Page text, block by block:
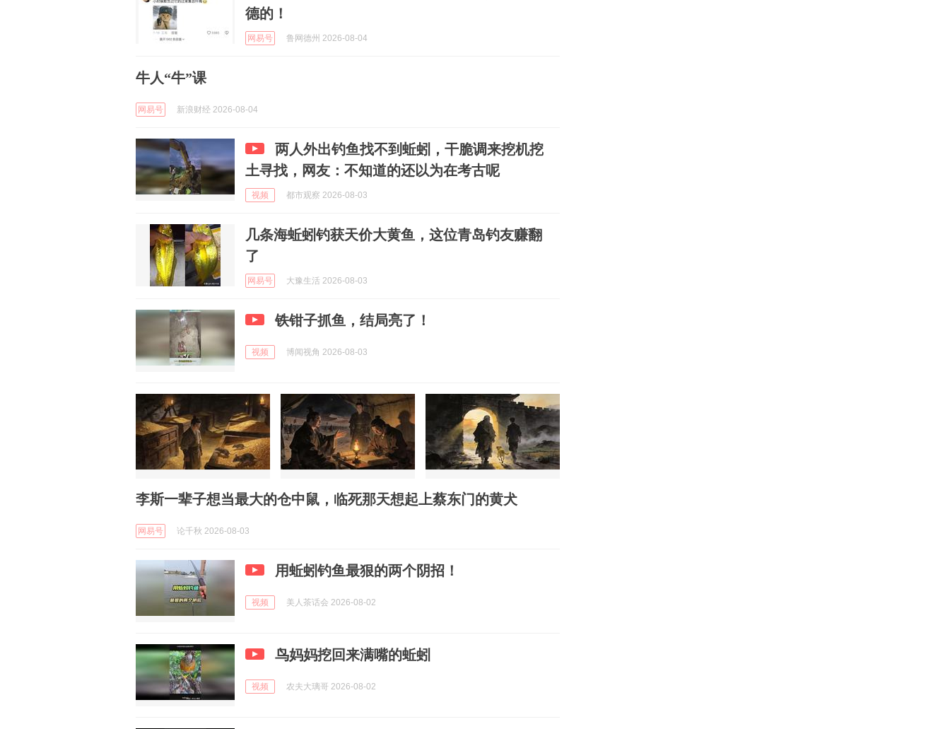
德的！
网易号 鲁网德州 2026-08-04
牛人“牛”课
网易号 新浪财经 2026-08-04
两人外出钓鱼找不到蚯蚓，干脆调来挖机挖
土寻找，网友：不知道的还以为在考古呢
视频 都市观察 2026-08-03
几条海蚯蚓钓获天价大黄鱼，这位青岛钓友赚翻
了
网易号 大豫生活 2026-08-03
铁钳子抓鱼，结局亮了！
视频 博闻视角 2026-08-03
李斯一辈子想当最大的仓中鼠，临死那天想起上蔡东门的黄犬
网易号 论千秋 2026-08-03
用蚯蚓钓鱼最狠的两个阴招！
视频 美人茶话会 2026-08-02
鸟妈妈挖回来满嘴的蚯蚓
视频 农夫大璃哥 2026-08-02